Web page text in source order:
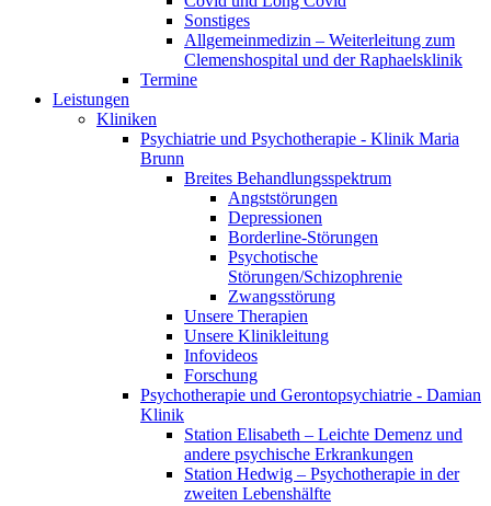
Sonstiges
Allgemeinmedizin – Weiterleitung zum
Clemenshospital und der Raphaelsklinik
Termine
Leistungen
Kliniken
Psychiatrie und Psychotherapie - Klinik Maria
Brunn
Breites Behandlungsspektrum
Angststörungen
Depressionen
Borderline-Störungen
Psychotische
Störungen/Schizophrenie
Zwangsstörung
Unsere Therapien
Unsere Klinikleitung
Infovideos
Forschung
Psychotherapie und Gerontopsychiatrie - Damian
Klinik
Station Elisabeth – Leichte Demenz und
andere psychische Erkrankungen
Station Hedwig – Psychotherapie in der
zweiten Lebenshälfte